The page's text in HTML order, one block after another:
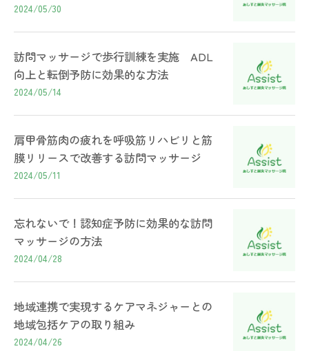
2024/05/30
訪問マッサージで歩行訓練を実施 ADL
向上と転倒予防に効果的な方法
2024/05/14
肩甲骨筋肉の疲れを呼吸筋リハビリと筋
膜リリースで改善する訪問マッサージ
2024/05/11
忘れないで！認知症予防に効果的な訪問
マッサージの方法
2024/04/28
地域連携で実現するケアマネジャーとの
地域包括ケアの取り組み
2024/04/26